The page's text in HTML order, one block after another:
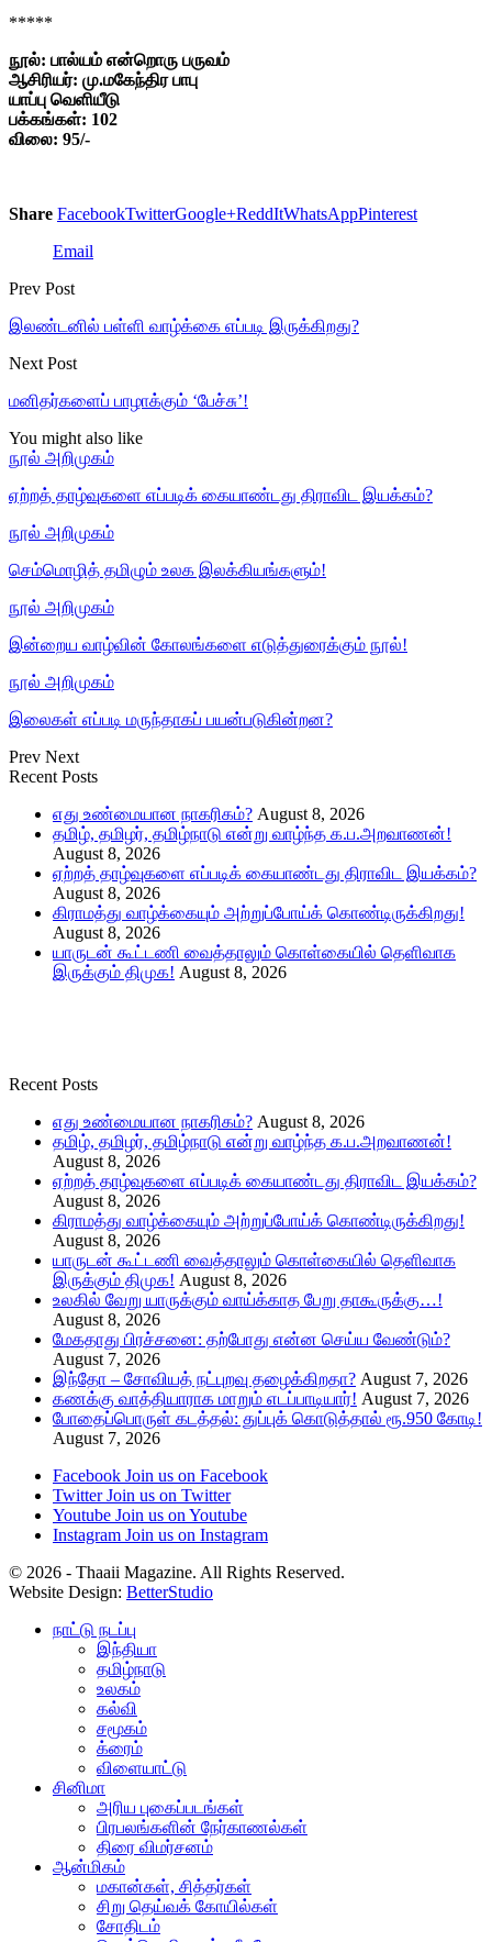
*****
நூல்: பால்யம் என்றொரு பருவம்
ஆசிரியர்: மு.மகேந்திர பாபு
யாப்பு வெளியீடு
பக்கங்கள்: 102
விலை: 95/-
Share FacebookTwitterGoogle+ReddItWhatsAppPinterest
Email
Prev Post
இலண்டனில் பள்ளி வாழ்க்கை எப்படி இருக்கிறது?
Next Post
மனிதர்களைப் பாழாக்கும் ‘பேச்சு’!
You might also like
நூல் அறிமுகம்
ஏற்றத் தாழ்வுகளை எப்படிக் கையாண்டது திராவிட இயக்கம்?
நூல் அறிமுகம்
செம்மொழித் தமிழும் உலக இலக்கியங்களும்!
நூல் அறிமுகம்
இன்றைய வாழ்வின் கோலங்களை எடுத்துரைக்கும் நூல்!
நூல் அறிமுகம்
இலைகள் எப்படி மருந்தாகப் பயன்படுகின்றன?
Prev Next
Recent Posts
எது உண்மையான நாகரிகம்? August 8, 2026
தமிழ், தமிழர், தமிழ்நாடு என்று வாழ்ந்த க.ப.அறவாணன்!
August 8, 2026
ஏற்றத் தாழ்வுகளை எப்படிக் கையாண்டது திராவிட இயக்கம்?
August 8, 2026
கிராமத்து வாழ்க்கையும் அற்றுப்போய்க் கொண்டிருக்கிறது!
August 8, 2026
யாருடன் கூட்டணி வைத்தாலும் கொள்கையில் தெளிவாக
இருக்கும் திமுக! August 8, 2026
Recent Posts
எது உண்மையான நாகரிகம்? August 8, 2026
தமிழ், தமிழர், தமிழ்நாடு என்று வாழ்ந்த க.ப.அறவாணன்!
August 8, 2026
ஏற்றத் தாழ்வுகளை எப்படிக் கையாண்டது திராவிட இயக்கம்?
August 8, 2026
கிராமத்து வாழ்க்கையும் அற்றுப்போய்க் கொண்டிருக்கிறது!
August 8, 2026
யாருடன் கூட்டணி வைத்தாலும் கொள்கையில் தெளிவாக
இருக்கும் திமுக! August 8, 2026
உலகில் வேறு யாருக்கும் வாய்க்காத பேறு தாகூருக்கு…!
August 8, 2026
மேகதாது பிரச்சனை: தற்போது என்ன செய்ய வேண்டும்?
August 7, 2026
இந்தோ – சோவியத் நட்புறவு தழைக்கிறதா? August 7, 2026
கணக்கு வாத்தியாராக மாறும் எடப்பாடியார்! August 7, 2026
போதைப்பொருள் கடத்தல்: துப்புக் கொடுத்தால் ரூ.950 கோடி!
August 7, 2026
Facebook Join us on Facebook
Twitter Join us on Twitter
Youtube Join us on Youtube
Instagram Join us on Instagram
© 2026 - Thaaii Magazine. All Rights Reserved.
Website Design: BetterStudio
நாட்டு நடப்பு
இந்தியா
தமிழ்நாடு
உலகம்
கல்வி
சமூகம்
க்ரைம்
விளையாட்டு
சினிமா
அரிய புகைப்படங்கள்
பிரபலங்களின் நேர்காணல்கள்
திரை விமர்சனம்
ஆன்மிகம்
மகான்கள், சித்தர்கள்
சிறு தெய்வக் கோயில்கள்
சோதிடம்